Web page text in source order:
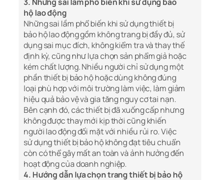
hộ lao động
Những sai lầm phổ biến khi sử dụng thiết bị
bảo hộ lao động gồm không trang bị đầy đủ, sử
dụng sai mục đích, không kiểm tra và thay thế
định kỳ, cũng như lựa chọn sản phẩm giả hoặc
kém chất lượng. Nhiều người chỉ sử dụng một
phần thiết bị bảo hộ hoặc dùng không đúng
loại phù hợp với môi trường làm việc, làm giảm
hiệu quả bảo vệ và gia tăng nguy cơ tai nạn.
Bên cạnh đó, các thiết bị đã xuống cấp nhưng
không được thay mới kịp thời cũng khiến
người lao động đối mặt với nhiều rủi ro. Việc
sử dụng thiết bị bảo hộ không đạt tiêu chuẩn
còn có thể gây mất an toàn và ảnh hưởng đến
hoạt động của doanh nghiệp.
4. Hướng dẫn lựa chọn trang thiết bị bảo hộ